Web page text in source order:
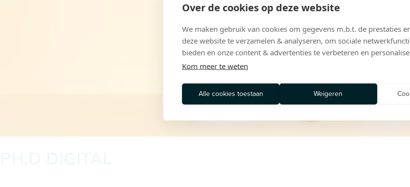
Over de cookies op deze website
We maken gebruik van cookies om gegevens m.b.t. de prestaties
deze website te verzamelen & analyseren, om sociale
bieden en onze content & advertenties te verbeteren en
Kom meer te weten
Alle cookies toestaan Weigeren